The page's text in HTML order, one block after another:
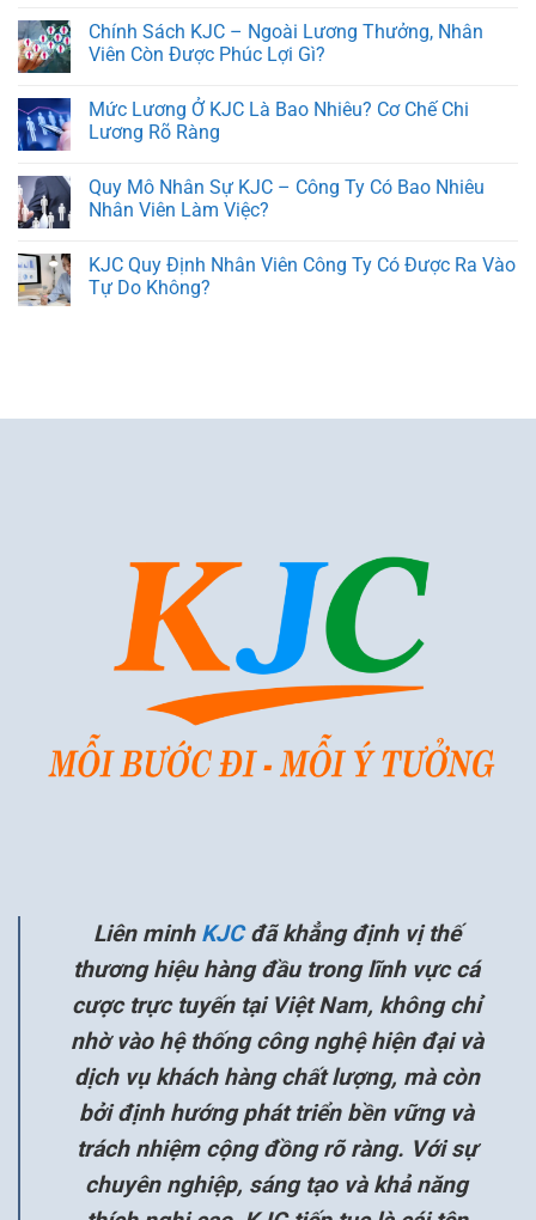
Chính Sách KJC – Ngoài Lương Thưởng, Nhân
Viên Còn Được Phúc Lợi Gì?
Mức Lương Ở KJC Là Bao Nhiêu? Cơ Chế Chi
Lương Rõ Ràng
Quy Mô Nhân Sự KJC – Công Ty Có Bao Nhiêu
Nhân Viên Làm Việc?
KJC Quy Định Nhân Viên Công Ty Có Được Ra Vào
Tự Do Không?
Liên minhKJCđã khẳng định vị thế
thương hiệu hàng đầu trong lĩnh vực cá
cược trực tuyến tại Việt Nam, không chỉ
nhờ vào hệ thống công nghệ hiện đại và
dịch vụ khách hàng chất lượng, mà còn
bởi định hướng phát triển bền vững và
trách nhiệm cộng đồng rõ ràng. Với sự
chuyên nghiệp, sáng tạo và khả năng